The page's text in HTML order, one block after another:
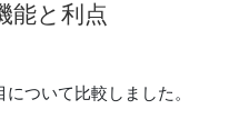
能と 利点
ついて比較しました。